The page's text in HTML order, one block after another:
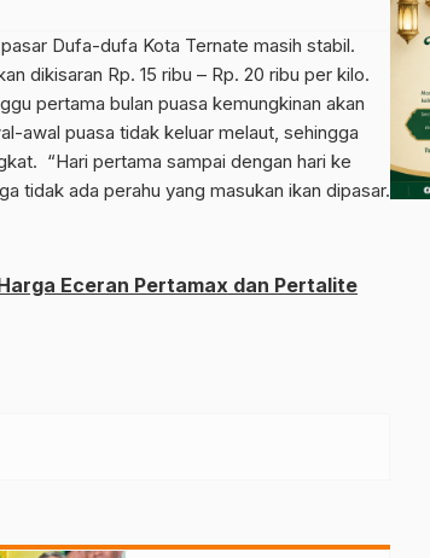
Dufa-dufa Kota Ternate masih stabil.
dikisaran Rp. 15 ribu – Rp. 20 ribu per kilo.
pertama bulan puasa kemungkinan akan
awal puasa tidak keluar melaut, sehingga
“Hari pertama sampai dengan hari ke
tidak ada perahu yang masukan ikan dipasar.
Eceran Pertamax dan Pertalite